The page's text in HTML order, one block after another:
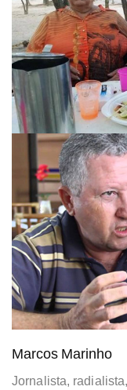
Marcos Marinho
Jornalista,